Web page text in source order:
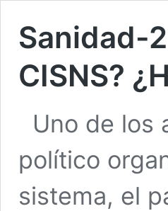
Sanidad-
CISNS?
Uno de los
político
sistema, el